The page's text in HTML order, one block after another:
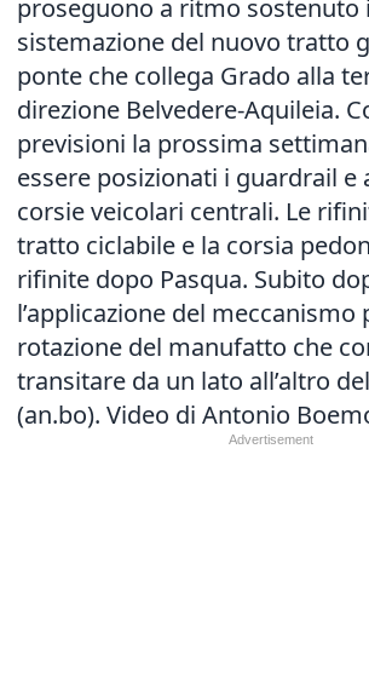
proseguono a ritmo sostenuto
sistemazione del nuovo tratto
ponte che collega Grado alla
direzione Belvedere-Aquileia.
previsioni la prossima
essere posizionati i guardrail e
corsie veicolari centrali. Le
tratto ciclabile e la corsia
rifinite dopo Pasqua. Subito
l’applicazione del meccanismo
rotazione del manufatto che
transitare da un lato all’altro
(an.bo). Video di Antonio